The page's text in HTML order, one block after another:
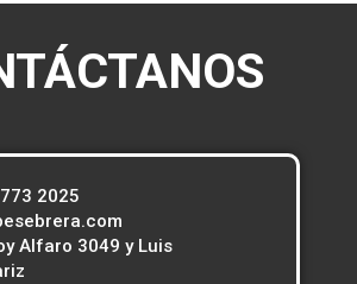
2025
Alfaro 3049 y Luis